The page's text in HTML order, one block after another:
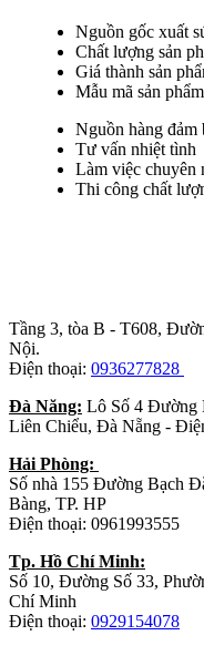
Nguồn gốc xuất
Chất lượng sản
Giá thành sản
Mẫu mã sản
Nguồn hàng đảm
Tư vấn nhiệt tình
Làm việc chuyên
Thi công chất
Tầng 3, tòa B - T608,
Nội.
Điện thoại: 0936277828
Đà Năng: Lô Số 4 Đường
Liên Chiểu, Đà Nẵng -
Hải Phòng:
Số nhà 155 Đường Bạch
Bàng, TP. HP
Điện thoại: 0961993555
Tp. Hồ Chí Minh:
Số 10, Đường Số 33,
Chí Minh
Điện thoại: 0929154078